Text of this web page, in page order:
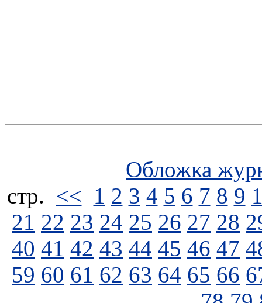
Обложка
стp. << 1 2 3 4 5 6 7 8 9
21 22 23 24 25 26 27 28
40 41 42 43 44 45 46 47
59 60 61 62 63 64 65 66